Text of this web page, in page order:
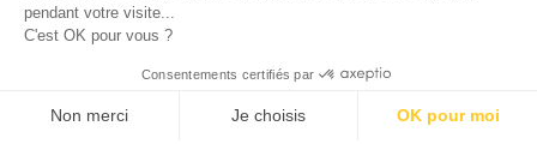
pendant votre visite...
C'est OK pour vous ?
Consentements certifiés par
Non merci Je choisis OK pour moi